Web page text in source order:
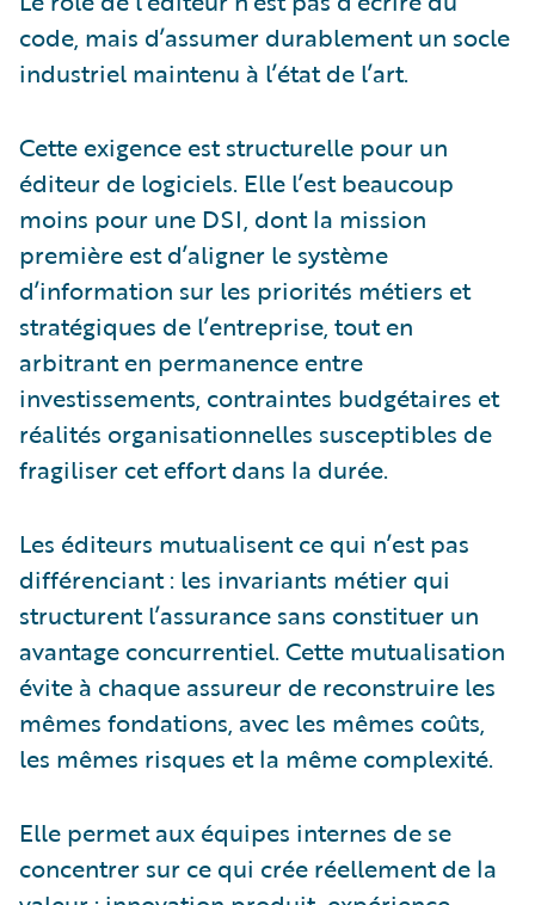
code, mais d’assumer durablement un socle
industriel maintenu à l’état de l’art.
Cette exigence est structurelle pour un
éditeur de logiciels. Elle l’est beaucoup
moins pour une DSI, dont la mission
première est d’aligner le système
d’information sur les priorités métiers et
stratégiques de l’entreprise, tout en
arbitrant en permanence entre
investissements, contraintes budgétaires et
réalités organisationnelles susceptibles de
fragiliser cet effort dans la durée.
Les éditeurs mutualisent ce qui n’est pas
différenciant : les invariants métier qui
structurent l’assurance sans constituer un
avantage concurrentiel. Cette mutualisation
évite à chaque assureur de reconstruire les
mêmes fondations, avec les mêmes coûts,
les mêmes risques et la même complexité.
Elle permet aux équipes internes de se
concentrer sur ce qui crée réellement de la